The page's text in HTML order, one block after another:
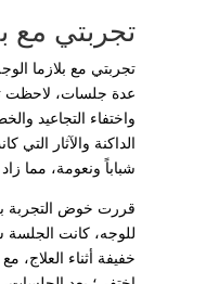
تجربتي مع
تجربتي مع بلازما
عدة جلسات، لاحظت
واختفاء التجاعيد
الداكنة والآثار
شباباً ونعومة، مما
قررت خوض التجربة
للوجه، كانت
خفيفة أثناء